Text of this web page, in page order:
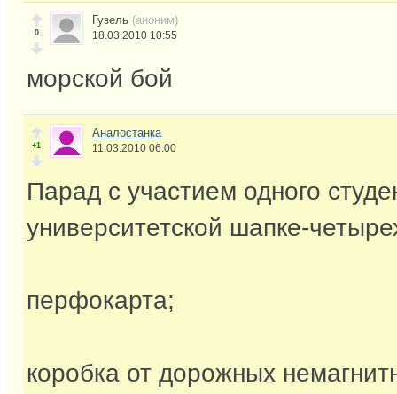
0
Гузель (аноним)
18.03.2010 10:55
морской бой
+1
Аналостанка
11.03.2010 06:00
Парад с участием одного
университетской шапке-
перфокарта;
коробка от дорожных